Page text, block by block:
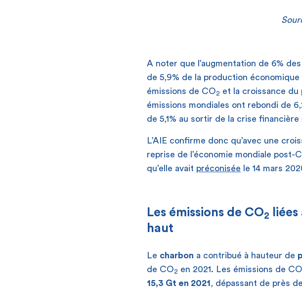
A noter que l’augmentation de 6%
de 5,9% de la production
émissions de CO2 et la croissance du
émissions mondiales ont rebondi de
de 5,1% au sortir de la crise financière
L’AIE confirme donc qu’avec une
reprise de l’économie mondiale post-
qu’elle avait préconisée le 14 mars
Les émissions de CO2
haut
Le charbon a contribué à hauteur de
de CO2 en 2021. Les émissions de CO
15,3 Gt en 2021, dépassant de près